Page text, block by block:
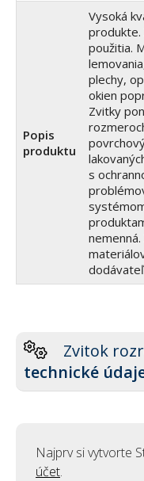
Popis
produktu
Vysoká
produkte.
použitia.
plechy,
okien
Zvitky
s
Zvitok
technické
Najprv si vytvorte
účet.